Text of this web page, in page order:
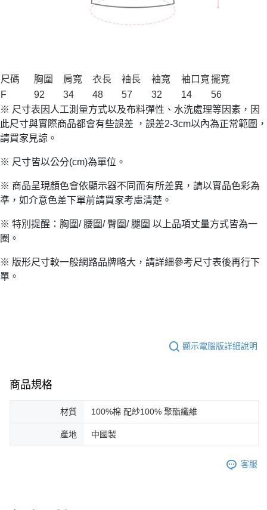
尺碼 胸圍 肩寬 衣長 袖長 袖寬 袖口寬擺寬
F
92 34 48 57 32 14
56
※ 尺寸表因人工測量方式以及布料彈性、水洗處理等因素，因
此尺寸與實際商品都會有些誤差 ，誤差2-3cm以內為正常範圍，
請買家見諒。
※ 尺寸皆以公分(cm)為單位。
※ 商品呈現顏色會依顯示器不同而有所差異，請以實品色彩為
準，如介意色差下單前請買家考慮清楚。
※ 特別提醒：胸圍/ 腰圍/ 臀圍/ 腿圍 以上品項丈量方式皆為一
圈。
※ 版形尺寸較一般網路品牌略大，請詳細參考尺寸表後再行下
單。
顯示電腦版詳細說明
商品規格
材質 100%棉 配紗100% 聚酯纖維
產地 中國製
客服